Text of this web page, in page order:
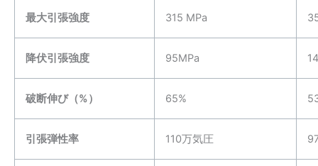
最大引張強度 315 MPa
降伏引張強度 95MPa
破断伸び（%） 65%
引張弾性率 110万気圧